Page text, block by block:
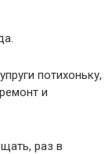
потихоньку,
и
раз в